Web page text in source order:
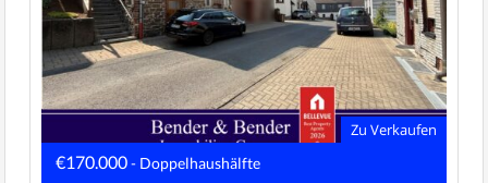
Zu Verkaufen
€170.000- Doppelhaushälfte